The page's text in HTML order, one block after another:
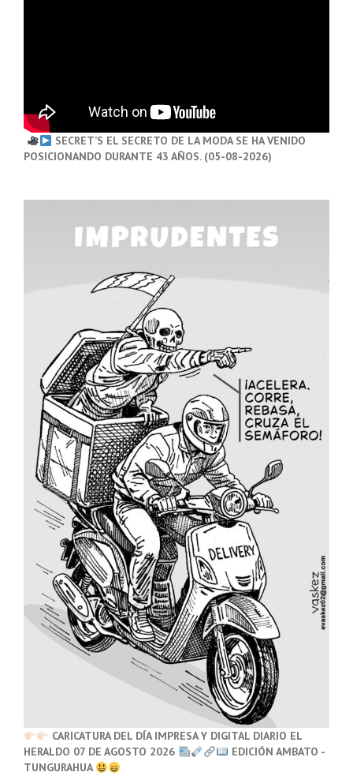
SECRET’S EL SECRETO DE LA MODA SE HA VENIDO
POSICIONANDO DURANTE 43 AÑOS. (05-08-2026)
CARICATURA DEL DÍA IMPRESA Y DIGITAL DIARIO EL
HERALDO 07 DE AGOSTO 2026
EDICIÓN AMBATO -
TUNGURAHUA